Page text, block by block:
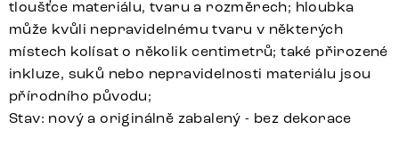
tloušťce materiálu, tvaru a rozměrech; hloubka
může kvůli nepravidelnému tvaru v některých
místech kolísat o několik centimetrů; také přirozené
inkluze, suků nebo nepravidelnosti materiálu jsou
přírodního původu;
Stav: nový a originálně zabalený - bez dekorace